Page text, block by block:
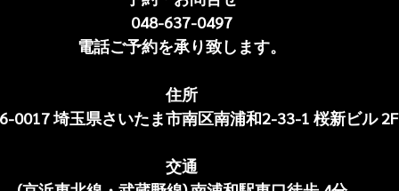
048-637-0497
電話ご予約を承り致します。
住所
0017 埼玉県さいたま市南区南浦和2-33-1 桜新ビル 2F
交通